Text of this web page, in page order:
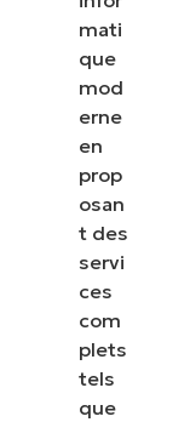
mati
que
mod
erne
en
prop
osan
t des
servi
ces
com
plets
tels
que